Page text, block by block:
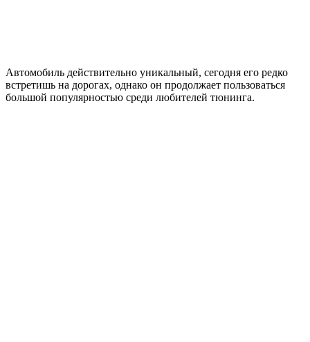
Автомобиль действительно уникальный, сегодня его редко
встретишь на дорогах, однако он продолжает пользоваться
большой популярностью среди любителей тюнинга.